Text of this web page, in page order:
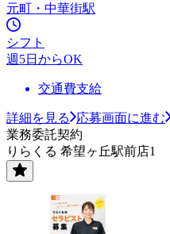
元町・中華街駅
シフト
週5日からOK
交通費支給
詳細を見る
応募画面に進む
業務委託契約
りらくる 希望ヶ丘駅前店1